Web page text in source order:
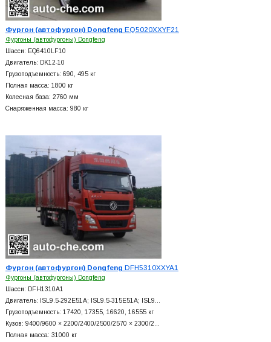
Фургон (автофургон) Dongfeng EQ5020XXYF21
Фургоны (автофургоны) Dongfeng
Шасси: EQ6410LF10
Двигатель: DK12-10
Грузоподъемность: 690, 495 кг
Полная масса: 1800 кг
Колесная база: 2760 мм
Снаряженная масса: 980 кг
Фургон (автофургон) Dongfeng DFH5310XXYA1
Фургоны (автофургоны) Dongfeng
Шасси: DFH1310A1
Двигатель: ISL9.5-292E51A; ISL9.5-315E51A; ISL9…
Грузоподъемность: 17420, 17355, 16620, 16555 кг
Кузов: 9400/9600 × 2200/2400/2500/2570 × 2300/2…
Полная масса: 31000 кг